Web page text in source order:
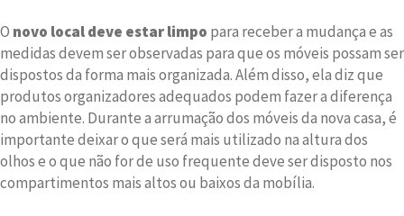
O novo local deve estar limpo para receber a mudança e as
medidas devem ser observadas para que os móveis possam ser
dispostos da forma mais organizada. Além disso, ela diz que
produtos organizadores adequados podem fazer a diferença
no ambiente. Durante a arrumação dos móveis da nova casa, é
importante deixar o que será mais utilizado na altura dos
olhos e o que não for de uso frequente deve ser disposto nos
compartimentos mais altos ou baixos da mobília.